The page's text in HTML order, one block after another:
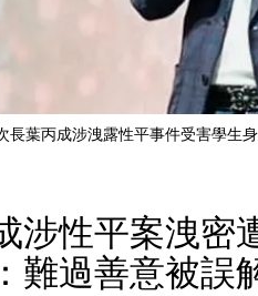
長葉丙成涉洩露性平事件受害學生
涉性平案洩
難過善意被誤